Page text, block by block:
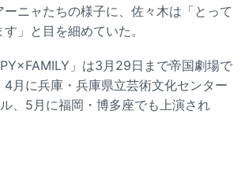
ニャたちの様子に、佐々木は「とって
」と目を細めていた。
」は3月29日まで帝国劇場で
4月に兵庫・兵庫県立芸術文化センター
、5月に福岡・博多座でも上演され